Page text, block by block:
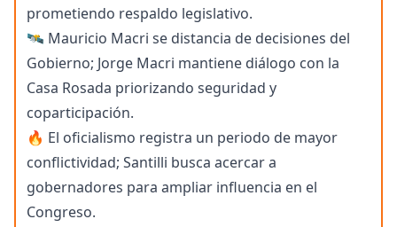
prometiendo respaldo legislativo.
🛰️ Mauricio Macri se distancia de decisiones del
Gobierno; Jorge Macri mantiene diálogo con la
Casa Rosada priorizando seguridad y
coparticipación.
🔥 El oficialismo registra un periodo de mayor
conflictividad; Santilli busca acercar a
gobernadores para ampliar influencia en el
Congreso.